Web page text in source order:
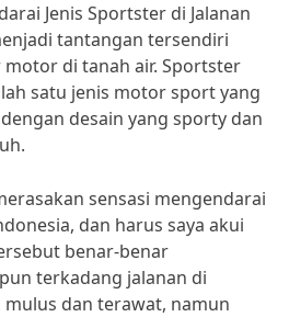
Jenis Sportster di Jalanan
tantangan tersendiri
di tanah air. Sportster
satu jenis motor sport yang
desain yang sporty dan
sensasi mengendarai
dan harus saya akui
benar-benar
terkadang jalanan di
dan terawat, namun